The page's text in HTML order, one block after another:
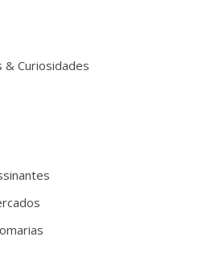
& Curiosidades